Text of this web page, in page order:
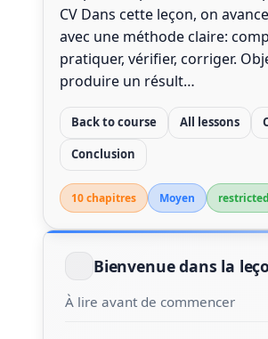
CV Dans cette leçon, on
avec une méthode claire:
pratiquer, vérifier, corriger.
produire un résult…
Back to course All lessons
Conclusion
10 chapitres Moyen restricted
Bienvenue dans la
À lire avant de commencer